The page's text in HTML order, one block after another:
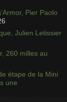
Pier Paolo
Julien Letissier
260 milles au
étape de la Mini
une